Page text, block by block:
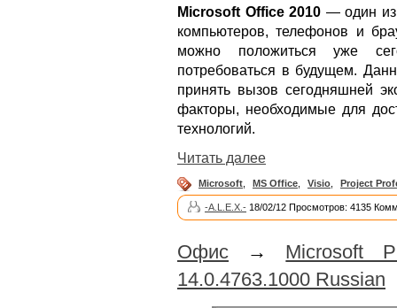
Microsoft Office 2010 — один
компьютеров, телефонов и
можно положиться уже
потребоваться в будущем.
принять вызов сегодняшней
факторы, необходимые для
технологий.
Читать далее
Microsoft MS Office Visio Project
-A.L.E.X.- 18/02/12 Просмотров: 4135
Офис → Microsoft
14.0.4763.1000 Russian